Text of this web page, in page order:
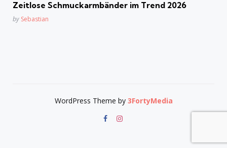
Zeitlose Schmuckarmbänder im Trend 2026
Posted
by Sebastian
WordPress Theme by 3FortyMedia